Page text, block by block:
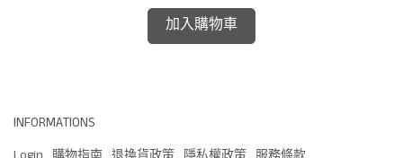
加入購物車
INFORMATIONS